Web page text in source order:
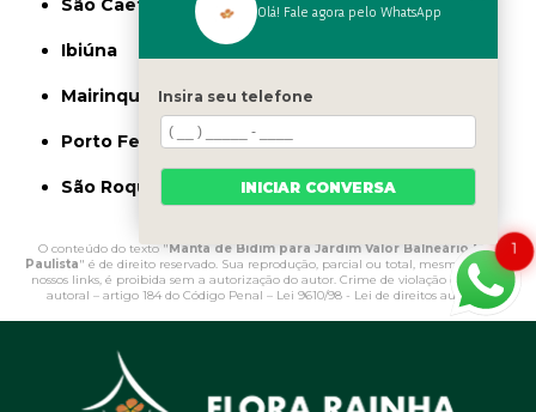
São Caetano do Sul
Ibiúna
Mairinque
Porto Feliz
São Roque
O conteúdo do texto "Manta de Bidim para Jardim Valor Balneário Mar
Paulista" é de direito reservado. Sua reprodução, parcial ou total, mesmo citando
nossos links, é proibida sem a autorização do autor. Crime de violação de direito
autoral – artigo 184 do Código Penal – Lei 9610/98 - Lei de direitos autorais.
1
Olá! Fale agora pelo WhatsApp
Insira seu telefone
INICIAR CONVERSA